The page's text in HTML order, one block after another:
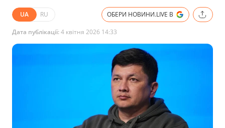
UA RU ОБЕРИ НОВИНИ.LIVE В
Дата публікації:4 квітня 2026 14:33